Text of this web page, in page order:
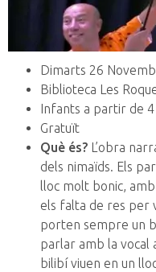
Dimarts 26
Biblioteca Les
Infants a partir de 4
Gratuït
Què és? L’obra
dels nimaïds. Els
lloc molt bonic,
els falta de res per
porten sempre un
parlar amb la vocal
bilibí viuen en un